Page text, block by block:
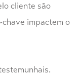
cliente são
impactem o